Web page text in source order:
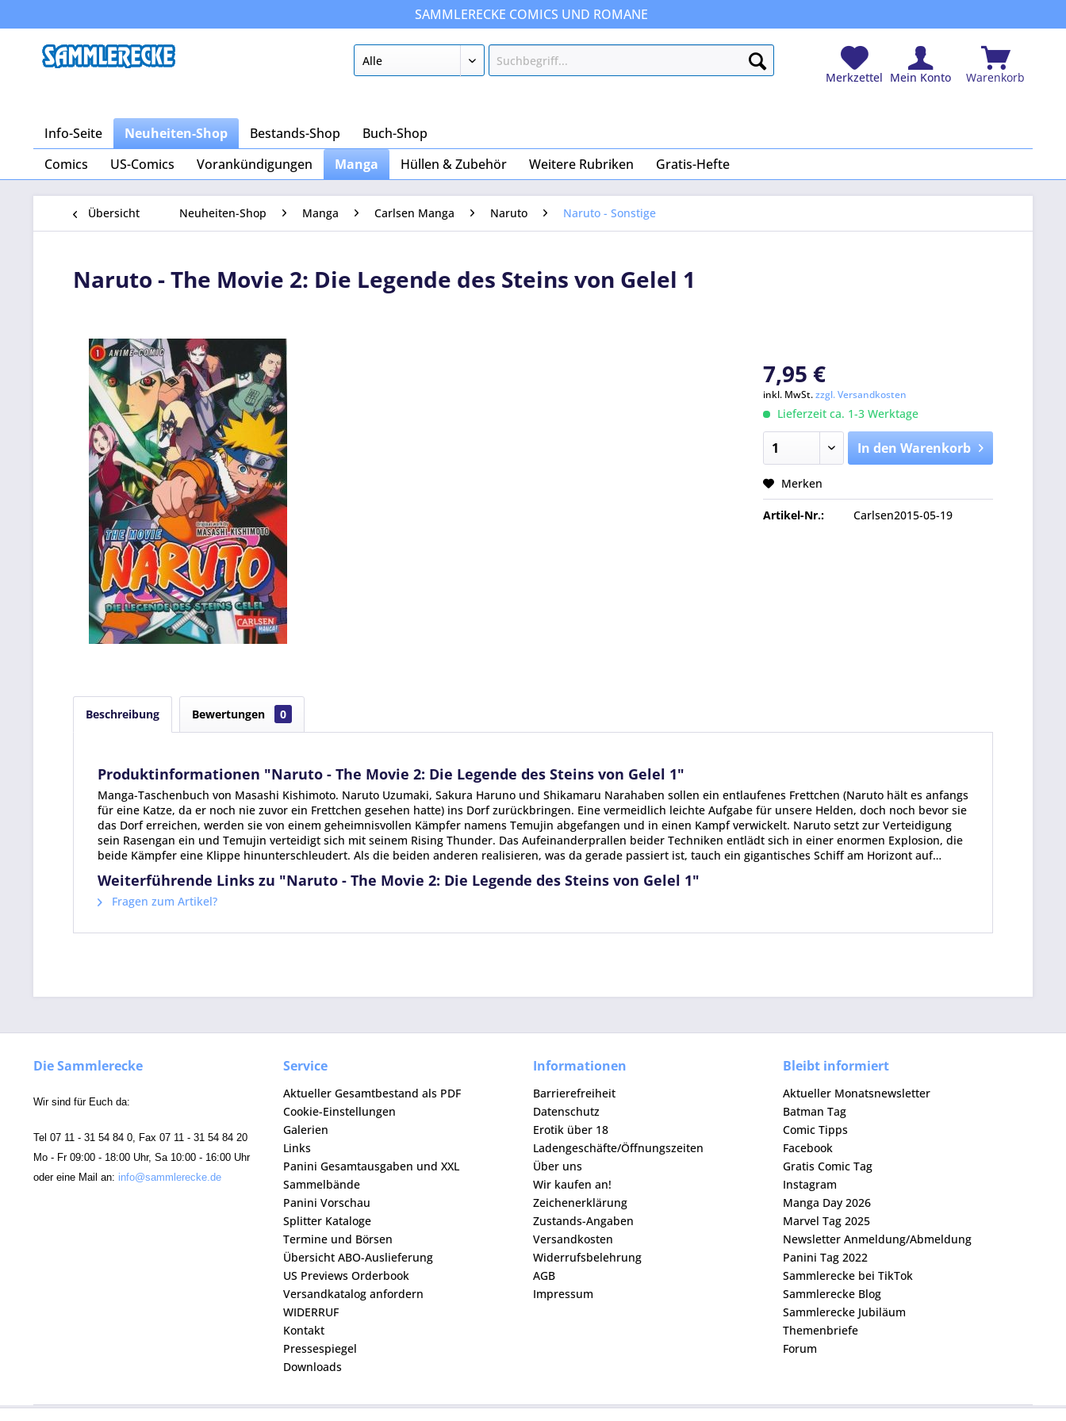
SAMMLERECKE COMICS UND ROMANE
Merkzettel Mein Konto Warenkorb
Info-Seite Neuheiten-Shop Bestands-Shop
Buch-Shop
Comics
US-Comics Vorankündigungen Manga Hüllen & Zubehör Weitere Rubriken Gratis-Hefte
Übersicht Neuheiten-Shop Manga Carlsen Manga Naruto Naruto - Sonstige
Naruto - The Movie 2: Die Legende des Steins von Gelel 1
7,95 €
inkl. MwSt.zzgl. Versandkosten
Lieferzeit ca. 1-3 Werktage
In den Warenkorb
Merken
Artikel-Nr.: Carlsen2015-05-19
Beschreibung Bewertungen 0
Produktinformationen "Naruto - The Movie 2: Die Legende des Steins von Gelel 1"
Manga-Taschenbuch von Masashi Kishimoto. Naruto Uzumaki, Sakura Haruno und Shikamaru Narahaben sollen ein entlaufenes Frettchen (Naruto hält es anfangs
für eine Katze, da er noch nie zuvor ein Frettchen gesehen hatte) ins Dorf zurückbringen. Eine vermeidlich leichte Aufgabe für unsere Helden, doch noch bevor sie
das Dorf erreichen, werden sie von einem geheimnisvollen Kämpfer namens Temujin abgefangen und in einen Kampf verwickelt. Naruto setzt zur Verteidigung
sein Rasengan ein und Temujin verteidigt sich mit seinem Rising Thunder. Das Aufeinanderprallen beider Techniken entlädt sich in einer enormen Explosion, die
beide Kämpfer eine Klippe hinunterschleudert. Als die beiden anderen realisieren, was da gerade passiert ist, tauch ein gigantisches Schiff am Horizont auf…
Weiterführende Links zu "Naruto - The Movie 2: Die Legende des Steins von Gelel 1"
Fragen zum Artikel?
Die Sammlerecke
Wir sind für Euch da:
Tel 07 11 - 31 54 84 0, Fax 07 11 - 31 54 84 20
Mo - Fr 09:00 - 18:00 Uhr, Sa 10:00 - 16:00 Uhr
oder eine Mail an: info@sammlerecke.de
Service
Aktueller Gesamtbestand als PDF
Cookie-Einstellungen
Galerien
Links
Panini Gesamtausgaben und XXL
Sammelbände
Panini Vorschau
Splitter Kataloge
Termine und Börsen
Übersicht ABO-Auslieferung
US Previews Orderbook
Versandkatalog anfordern
WIDERRUF
Kontakt
Pressespiegel
Downloads
Informationen
Barrierefreiheit
Datenschutz
Erotik über 18
Ladengeschäfte/Öffnungszeiten
Über uns
Wir kaufen an!
Zeichenerklärung
Zustands-Angaben
Versandkosten
Widerrufsbelehrung
AGB
Impressum
Bleibt informiert
Aktueller Monatsnewsletter
Batman Tag
Comic Tipps
Facebook
Gratis Comic Tag
Instagram
Manga Day 2026
Marvel Tag 2025
Newsletter Anmeldung/Abmeldung
Panini Tag 2022
Sammlerecke bei TikTok
Sammlerecke Blog
Sammlerecke Jubiläum
Themenbriefe
Forum